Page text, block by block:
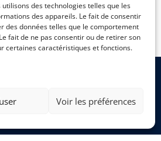
des technologies telles que les
des appareils. Le fait de consentir
des données telles que le comportement
fait de ne pas consentir ou de retirer son
certaines caractéristiques et fonctions.
Voir les préférences